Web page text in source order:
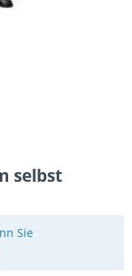
selbst
Sie